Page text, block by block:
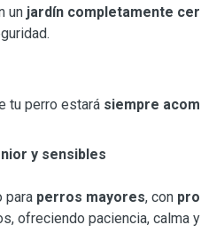
un jardín completamente
tu perro estará siempre
y sensibles
para perros mayores, con
ofreciendo paciencia, calma